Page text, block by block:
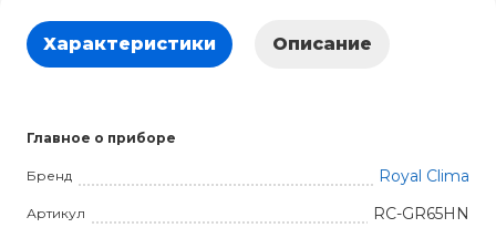
Характеристики Описание
Главное о приборе
Бренд Royal Clima
Артикул RC-GR65HN